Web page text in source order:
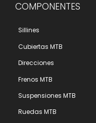
COMPONENTES
Sillines
Cubiertas MTB
Direcciones
Frenos MTB
Suspensiones MTB
Ruedas MTB